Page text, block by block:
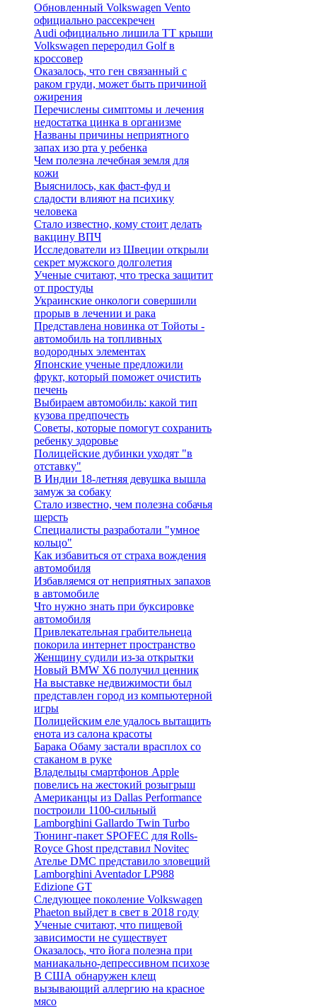
Обновленный Volkswagen Vento
официально рассекречен
Audi официально лишила TT крыши
Volkswagen переродил Golf в
кроссовер
Оказалось, что ген связанный с
раком груди, может быть причиной
ожирения
Перечислены симптомы и лечения
недостатка цинка в организме
Названы причины неприятного
запах изо рта у ребенка
Чем полезна лечебная земля для
кожи
Выяснилось, как фаст-фуд и
сладости влияют на психику
человека
Стало известно, кому стоит делать
вакцину ВПЧ
Исследователи из Швеции открыли
секрет мужского долголетия
Ученые считают, что треска защитит
от простуды
Украинские онкологи совершили
прорыв в лечении и рака
Представлена новинка от Тойоты -
автомобиль на топливных
водородных элементах
Японские ученые предложили
фрукт, который поможет очистить
печень
Выбираем автомобиль: какой тип
кузова предпочесть
Советы, которые помогут сохранить
ребенку здоровье
Полицейские дубинки уходят "в
отставку"
В Индии 18-летняя девушка вышла
замуж за собаку
Стало известно, чем полезна собачья
шерсть
Специалисты разработали "умное
кольцо"
Как избавиться от страха вождения
автомобиля
Избавляемся от неприятных запахов
в автомобиле
Что нужно знать при буксировке
автомобиля
Привлекательная грабительнеца
покорила интернет пространство
Женщину судили из-за открытки
Новый BMW X6 получил ценник
На выставке недвижимости был
представлен город из компьютерной
игры
Полицейским еле удалось вытащить
енота из салона красоты
Барака Обаму застали врасплох со
стаканом в руке
Владельцы смартфонов Apple
повелись на жестокий розыгрыш
Американцы из Dallas Performance
построили 1100-сильный
Lamborghini Gallardo Twin Turbo
Тюнинг-пакет SPOFEC для Rolls-
Royce Ghost представил Novitec
Ателье DMC представило зловещий
Lamborghini Aventador LP988
Edizione GT
Следующее поколение Volkswagen
Phaeton выйдет в свет в 2018 году
Ученые считают, что пищевой
зависимости не существует
Оказалось, что йога полезна при
маниакально-депрессивном психозе
В США обнаружен клещ
вызывающий аллергию на красное
мясо